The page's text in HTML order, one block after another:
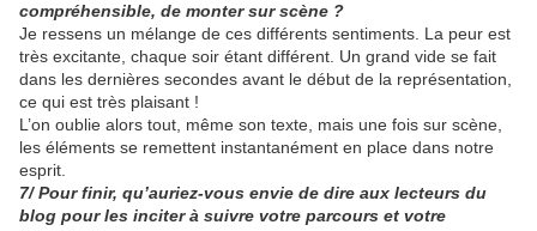
compréhensible, de monter sur scène ?
Je ressens un mélange de ces différents sentiments. La peur est
très excitante, chaque soir étant différent. Un grand vide se fait
dans les dernières secondes avant le début de la représentation,
ce qui est très plaisant !
L’on oublie alors tout, même son texte, mais une fois sur scène,
les éléments se remettent instantanément en place dans notre
esprit.
7/ Pour finir, qu’auriez-vous envie de dire aux lecteurs du
blog pour les inciter à suivre votre parcours et votre